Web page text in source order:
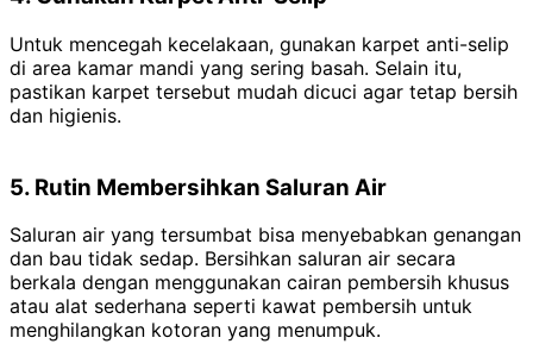
Untuk mencegah kecelakaan, gunakan karpet anti-selip
di area kamar mandi yang sering basah. Selain itu,
pastikan karpet tersebut mudah dicuci agar tetap bersih
dan higienis.
5. Rutin Membersihkan Saluran Air
Saluran air yang tersumbat bisa menyebabkan genangan
dan bau tidak sedap. Bersihkan saluran air secara
berkala dengan menggunakan cairan pembersih khusus
atau alat sederhana seperti kawat pembersih untuk
menghilangkan kotoran yang menumpuk.